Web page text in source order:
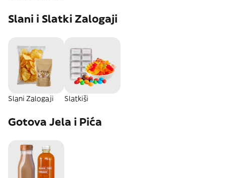
Slani i Slatki Zalogaji
Slani Zalogaji Slatkiši
Gotova Jela i Pića